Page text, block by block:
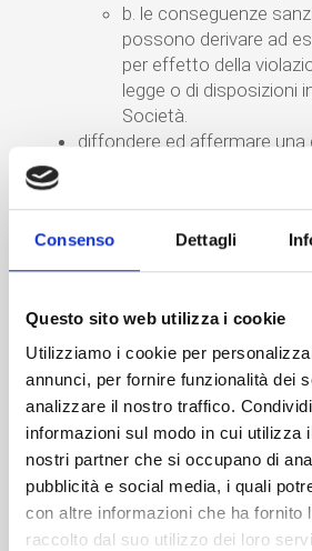
Consenso Dettagli
Questo sito web utilizza i cookie
Utilizziamo i cookie per
annunci, per fornire funzionalità dei
analizzare il nostro traffico.
informazioni sul modo in cui utilizza
nostri partner che si occupano di
pubblicità e social media, i quali
con altre informazioni che ha fornito
raccolto dal suo utilizzo dei loro
b. le conseguenze
possono derivare ad
per effetto della
legge o di disposizioni
Società.
diffondere ed affermare una
improntata alla legalità, con
riprovazione da parte di
disposizioni interne ed, in
disposizioni contenute nel
organizzazione dell’impresa,
riguardo ai processi di
decisioni ed alla loro
preventivi e successivi,
interna ed esterna.
A tal fine, il Modello prevede
migliorare l’efficienza e
svolgimento delle attività nel
della legge e delle regole,